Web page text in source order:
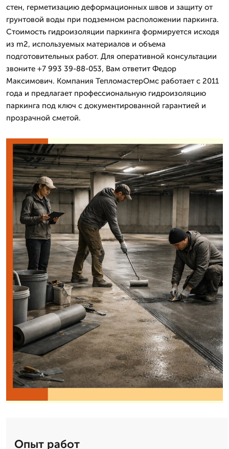
стен, герметизацию деформационных швов и защиту от
грунтовой воды при подземном расположении паркинга.
Стоимость гидроизоляции паркинга формируется исходя
из m2, используемых материалов и объема
подготовительных работ. Для оперативной консультации
звоните +7 993 39-88-053, Вам ответит Федор
Максимович. Компания ТепломастерОмс работает с 2011
года и предлагает профессиональную гидроизоляцию
паркинга под ключ с документированной гарантией и
прозрачной сметой.
Опыт работ